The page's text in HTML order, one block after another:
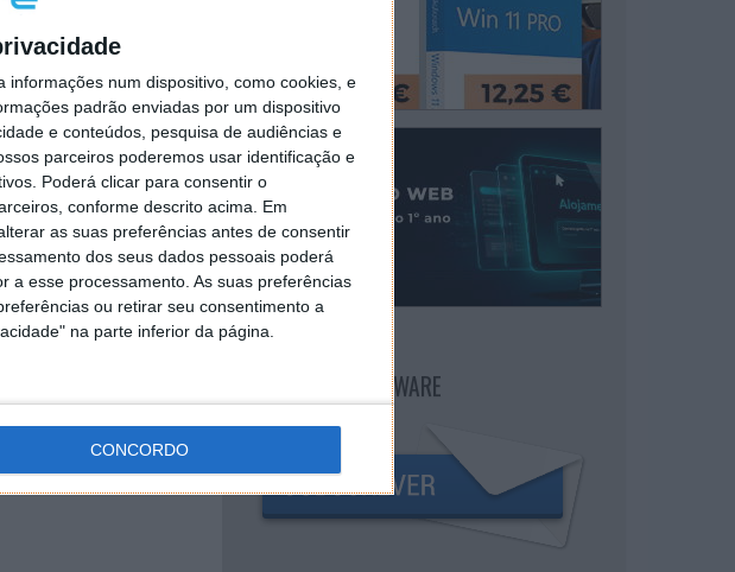
informações num dispositivo, como cookies, e
padrão enviadas por um dispositivo
e conteúdos, pesquisa de audiências e
parceiros poderemos usar identificação e
Poderá clicar para consentir o
conforme descrito acima. Em
as suas preferências antes de consentir
dos seus dados pessoais poderá
a esse processamento. As suas preferências
ou retirar seu consentimento a
na parte inferior da página.
CONCORDO
NEWSLETTER PPLWARE